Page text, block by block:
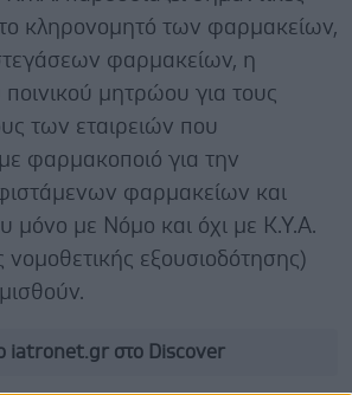
κληρονομητό των φαρμακείων,
φαρμακείων, η
μητρώου για τους
των εταιρειών που
με φαρμακοποιό για την
φαρμακείων και
μόνο με Νόμο και όχι με Κ.Υ.Α.
εξουσιοδότησης)
iatronet.gr στο Discover